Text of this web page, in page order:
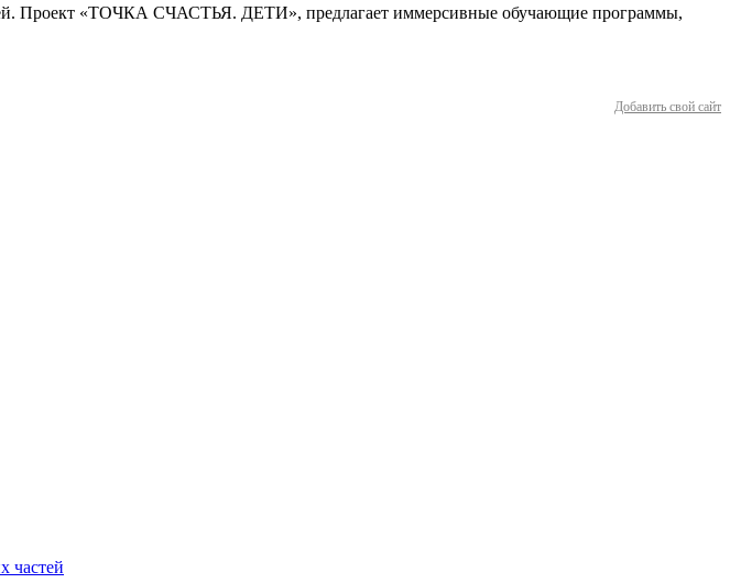
Проект «ТОЧКА СЧАСТЬЯ. ДЕТИ», предлагает иммерсивные обучающие программы,
Добавить свой сайт
частей